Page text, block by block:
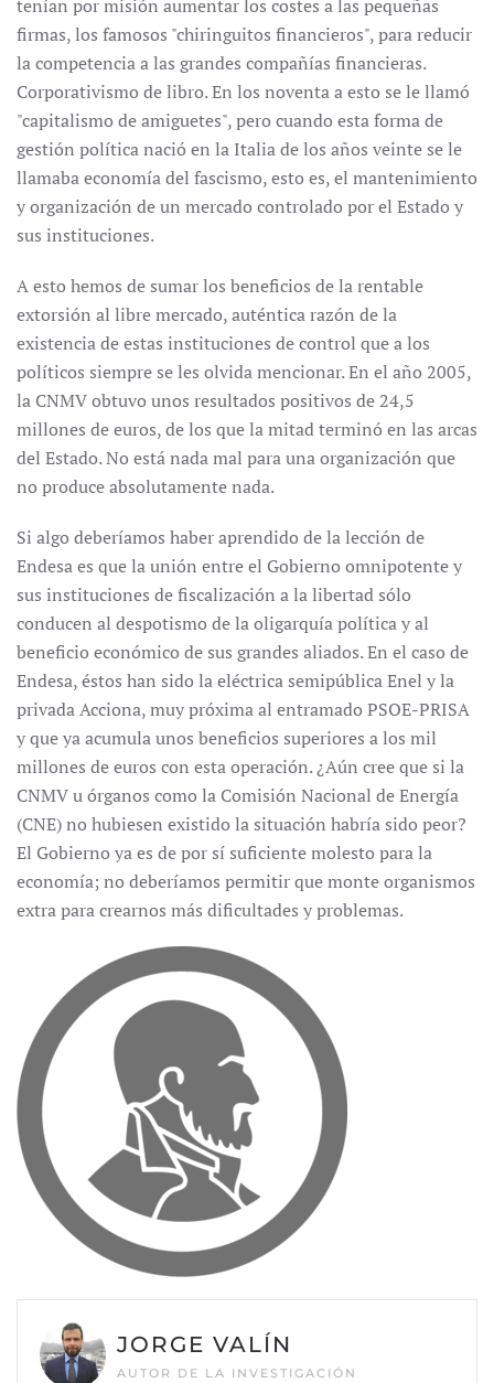
tenían por misión aumentar los costes a las pequeñas
firmas, los famosos "chiringuitos financieros", para reducir
la competencia a las grandes compañías financieras.
Corporativismo de libro. En los noventa a esto se le llamó
"capitalismo de amiguetes", pero cuando esta forma de
gestión política nació en la Italia de los años veinte se le
llamaba economía del fascismo, esto es, el mantenimiento
y organización de un mercado controlado por el Estado y
sus instituciones.
A esto hemos de sumar los beneficios de la rentable
extorsión al libre mercado, auténtica razón de la
existencia de estas instituciones de control que a los
políticos siempre se les olvida mencionar. En el año 2005,
la CNMV obtuvo unos resultados positivos de 24,5
millones de euros, de los que la mitad terminó en las arcas
del Estado. No está nada mal para una organización que
no produce absolutamente nada.
Si algo deberíamos haber aprendido de la lección de
Endesa es que la unión entre el Gobierno omnipotente y
sus instituciones de fiscalización a la libertad sólo
conducen al despotismo de la oligarquía política y al
beneficio económico de sus grandes aliados. En el caso de
Endesa, éstos han sido la eléctrica semipública Enel y la
privada Acciona, muy próxima al entramado PSOE-PRISA
y que ya acumula unos beneficios superiores a los mil
millones de euros con esta operación. ¿Aún cree que si la
CNMV u órganos como la Comisión Nacional de Energía
(CNE) no hubiesen existido la situación habría sido peor?
El Gobierno ya es de por sí suficiente molesto para la
economía; no deberíamos permitir que monte organismos
extra para crearnos más dificultades y problemas.
JORGE VALÍN
AUTOR DE LA INVESTIGACIÓN